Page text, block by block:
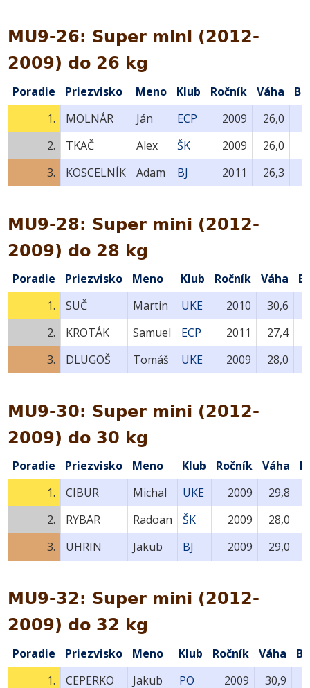
MU9-26: Super mini (2012-
2009) do 26 kg
Poradie Priezvisko Meno Klub Ročník Váha
1.
MOLNÁR Ján ECP 2009
26,0
2.
TKAČ Alex ŠK 2009
26,0
3.
KOSCELNÍK Adam BJ 2011 26,3
MU9-28: Super mini (2012-
2009) do 28 kg
Poradie Priezvisko Meno Klub Ročník Váha
1.
SUČ Martin UKE 2010
30,6
2.
KROTÁK Samuel ECP 2011
27,4
3.
DLUGOŠ Tomáš UKE 2009 28,0
MU9-30: Super mini (2012-
2009) do 30 kg
Poradie Priezvisko Meno Klub Ročník Váha
1.
CIBUR Michal UKE 2009
29,8
2.
RYBAR Radoan ŠK 2009
28,0
3.
UHRIN Jakub BJ 2009 29,0
MU9-32: Super mini (2012-
2009) do 32 kg
Poradie Priezvisko Meno Klub Ročník Váha
1.
CEPERKO Jakub PO 2009 30,9